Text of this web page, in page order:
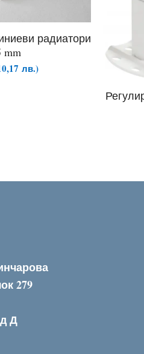
радиатори
mm
лв.)
279
Д